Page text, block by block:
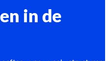
in de